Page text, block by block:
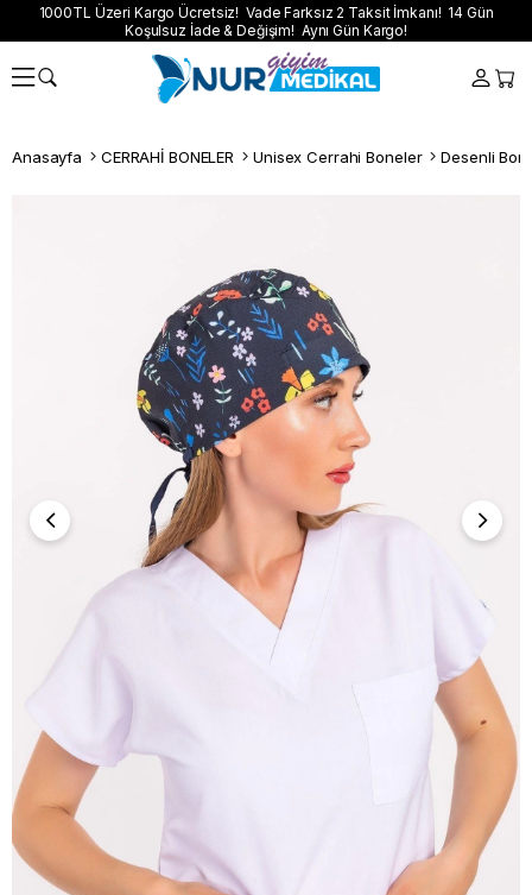
1000TL Üzeri Kargo Ücretsiz! Vade Farksız 2 Taksit İmkanı! 14 Gün
Koşulsuz İade & Değişim! Aynı Gün Kargo!
Anasayfa CERRAHİ BONELER Unisex Cerrahi Boneler Desenli